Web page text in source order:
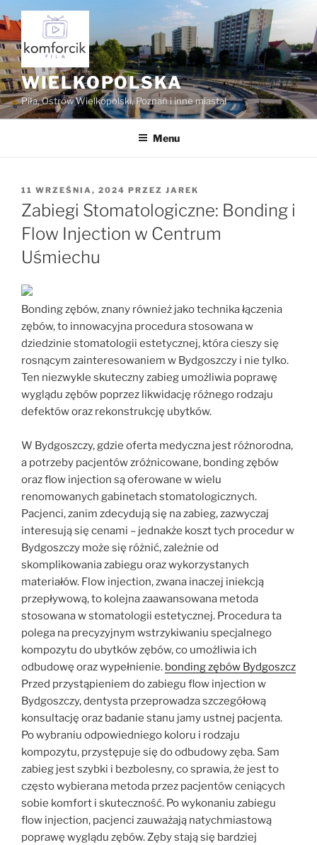
Przejdź
do
treści
WIELKOPOLSKA
Piła, Ostrów Wielkopolski, Poznań i inne miasta!
Menu
OPUBLIKOWANE
W
11 WRZEŚNIA, 2024 PRZEZ JAREK
Zabiegi Stomatologiczne: Bonding i
Flow Injection w Centrum
Uśmiechu
Bonding zębów, znany również jako technika łączenia
zębów, to innowacyjna procedura stosowana w
dziedzinie stomatologii estetycznej, która cieszy się
rosnącym zainteresowaniem w Bydgoszczy i nie tylko.
Ten niezwykle skuteczny zabieg umożliwia poprawę
wyglądu zębów poprzez likwidację różnego rodzaju
defektów oraz rekonstrukcję ubytków.
W Bydgoszczy, gdzie oferta medyczna jest różnorodna,
a potrzeby pacjentów zróżnicowane, bonding zębów
oraz flow injection są oferowane w wielu
renomowanych gabinetach stomatologicznych.
Pacjenci, zanim zdecydują się na zabieg, zazwyczaj
interesują się cenami – jednakże koszt tych procedur w
Bydgoszczy może się różnić, zależnie od
skomplikowania zabiegu oraz wykorzystanych
materiałów. Flow injection, zwana inaczej iniekcją
przepływową, to kolejna zaawansowana metoda
stosowana w stomatologii estetycznej. Procedura ta
polega na precyzyjnym wstrzykiwaniu specjalnego
kompozytu do ubytków zębów, co umożliwia ich
odbudowę oraz wypełnienie. bonding zębów Bydgoszcz
Przed przystąpieniem do zabiegu flow injection w
Bydgoszczy, dentysta przeprowadza szczegółową
konsultację oraz badanie stanu jamy ustnej pacjenta.
Po wybraniu odpowiedniego koloru i rodzaju
kompozytu, przystępuje się do odbudowy zęba. Sam
zabieg jest szybki i bezbolesny, co sprawia, że jest to
często wybierana metoda przez pacjentów ceniących
sobie komfort i skuteczność. Po wykonaniu zabiegu
flow injection, pacjenci zauważają natychmiastową
poprawę wyglądu zębów. Zęby stają się bardziej